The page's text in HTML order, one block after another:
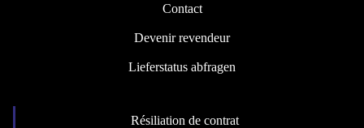
Contact
Devenir revendeur
Lieferstatus abfragen
Résiliation de contrat